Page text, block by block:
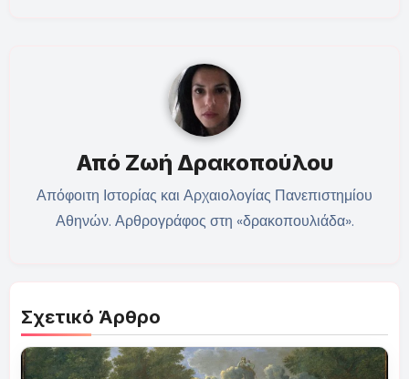
Από Ζωή Δρακοπούλου
Απόφοιτη Ιστορίας και Αρχαιολογίας Πανεπιστημίου
Αθηνών. Αρθρογράφος στη «δρακοπουλιάδα».
Σχετικό Άρθρο